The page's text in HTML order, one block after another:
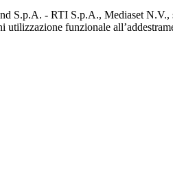
S.p.A. - RTI S.p.A., Mediaset N.V.,
funzionale